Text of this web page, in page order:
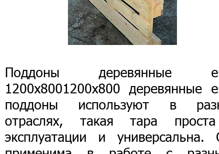
Поддоны деревянные
1200х8001200х800 деревянные
поддоны используют в
отраслях, такая тара
эксплуатации и универсальна.